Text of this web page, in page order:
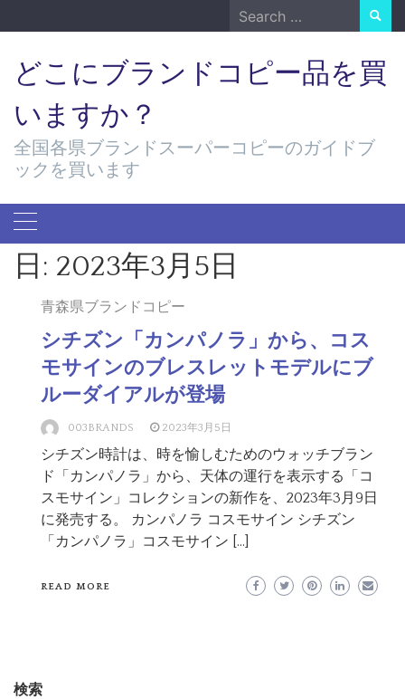
to
Search
for:
どこにブランドコピー品を買
いますか？
全国各県ブランドスーパーコピーのガイドブ
ックを買います
日: 2023年3月5日
青森県ブランドコピー
シチズン「カンパノラ」から、コス
モサインのブレスレットモデルにブ
ルーダイアルが登場
003BRANDS 2023年3月5日
シチズン時計は、時を愉しむためのウォッチブラン
ド「カンパノラ」から、天体の運行を表示する「コ
スモサイン」コレクションの新作を、2023年3月9日
に発売する。 カンパノラ コスモサイン シチズン
「カンパノラ」コスモサイン […]
READ MORE
検索